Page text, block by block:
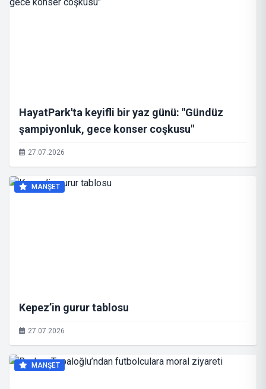
HayatPark'ta keyifli bir yaz günü: "Gündüz
şampiyonluk, gece konser coşkusu"
27.07.2026
MANŞET
Kepez’in gurur tablosu
27.07.2026
MANŞET